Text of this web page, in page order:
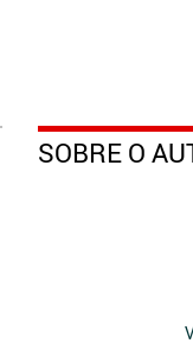
SOBRE O